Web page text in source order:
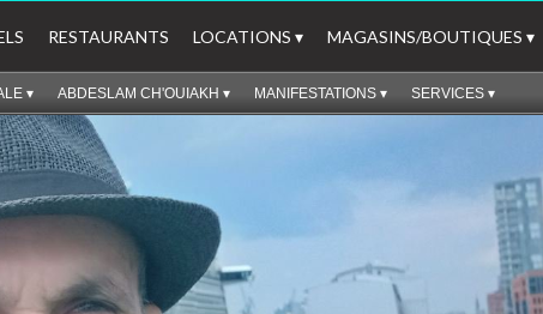
▾ ABDESLAM CH'OUIAKH ▾ MANIFESTATIONS ▾ SERVICES ▾
RESTAURANTS LOCATIONS ▾ MAGASINS/BOUTIQUES ▾